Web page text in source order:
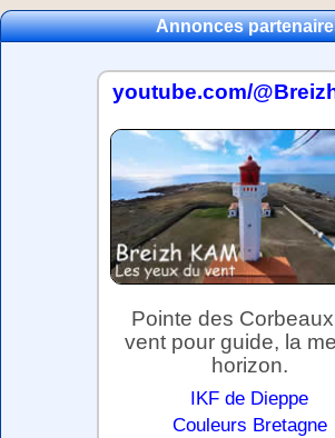
Annonces
youtube.com/
Pointe des
vent pour guide, la
horizon.
IKF de Dieppe
Couleurs Bretagne